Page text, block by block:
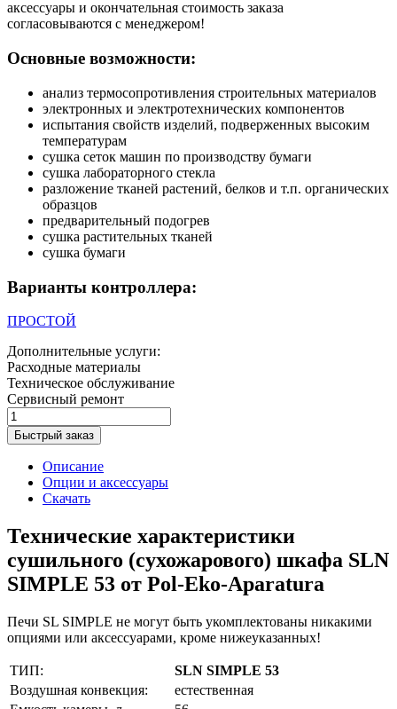
аксессуары и окончательная стоимость заказа
согласовываются с менеджером!
Основные возможности:
анализ термосопротивления строительных материалов
электронных и электротехнических компонентов
испытания свойств изделий, подверженных высоким
температурам
сушка сеток машин по производству бумаги
сушка лабораторного стекла
разложение тканей растений, белков и т.п. органических
образцов
предварительный подогрев
сушка растительных тканей
сушка бумаги
Варианты контроллера:
ПРОСТОЙ
Дополнительные услуги:
Расходные материалы
Техническое обслуживание
Сервисный ремонт
Быстрый заказ
Описание
Опции и аксессуары
Скачать
Технические характеристики
сушильного (сухожарового) шкафа SLN
SIMPLE 53 от Pol-Eko-Aparatura
Печи SL SIMPLE не могут быть укомплектованы никакими
опциями или аксессуарами, кроме нижеуказанных!
ТИП:
SLN SIMPLE 53
Воздушная конвекция:
естественная